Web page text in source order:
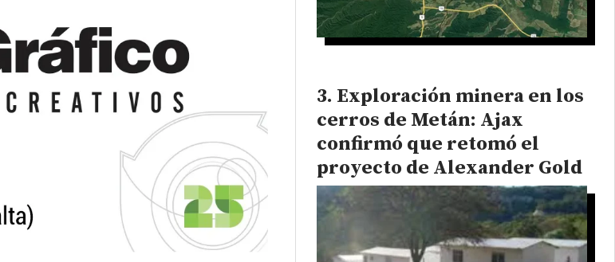
Exploración minera en los
cerros de Metán: Ajax
confirmó que retomó el
proyecto de Alexander Gold